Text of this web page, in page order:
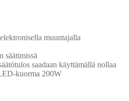
muuntajalla
säätimissä
saadaan käyttämällä nollaa
kuorma 200W